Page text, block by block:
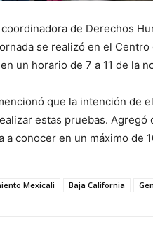
de Derechos
se realizó en el
un horario de 7 a 11 de la
que la intención de
estas pruebas.
a conocer en un máximo de
Mexicali Baja California